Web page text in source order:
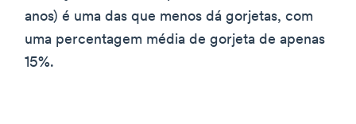
anos) é uma das que menos dá gorjetas, com
uma percentagem média de gorjeta de apenas
15%.